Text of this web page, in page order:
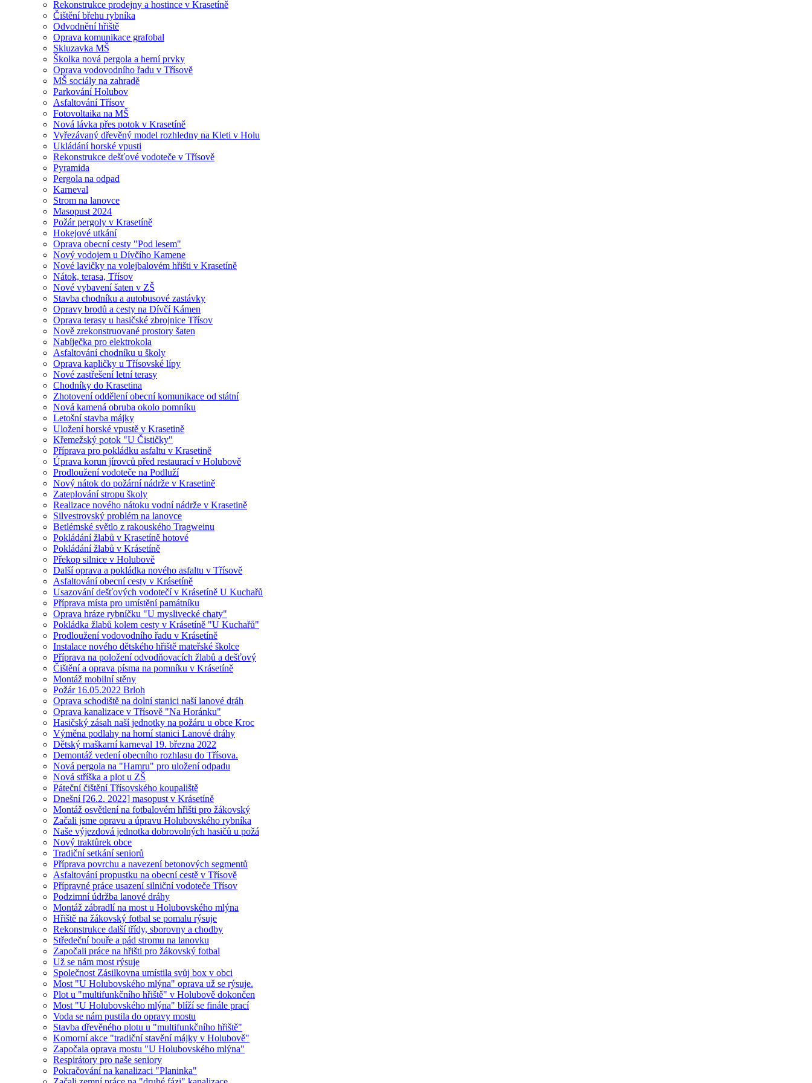
Rekonstrukce prodejny a hostince v Krasetíně
Čištění břehu rybníka
Odvodnění hřiště
Oprava komunikace grafobal
Skluzavka MŠ
Školka nová pergola a herní prvky
Oprava vodovodního řadu v Třísově
MŠ sociály na zahradě
Parkování Holubov
Asfaltování Třísov
Fotovoltaika na MŠ
Nová lávka přes potok v Krasetíně
Vyřezávaný dřevěný model rozhledny na Kleti v Holu
Ukládání horské vpusti
Rekonstrukce dešťové vodoteče v Třísově
Pyramida
Pergola na odpad
Karneval
Strom na lanovce
Masopust 2024
Požár pergoly v Krasetíně
Hokejové utkání
Oprava obecní cesty "Pod lesem"
Nový vodojem u Dívčího Kamene
Nové lavičky na volejbalovém hřišti v Krasetíně
Nátok, terasa, Třísov
Nové vybavení šaten v ZŠ
Stavba chodníku a autobusové zastávky
Opravy brodů a cesty na Dívčí Kámen
Oprava terasy u hasičské zbrojnice Třísov
Nově zrekonstruované prostory šaten
Nabíječka pro elektrokola
Asfaltování chodníku u školy
Oprava kapličky u Třísovské lípy
Nové zastřešení letní terasy
Chodníky do Krasetina
Zhotovení oddělení obecní komunikace od státní
Nová kamená obruba okolo pomníku
Letošní stavba májky
Uložení horské vpustě v Krasetině
Křemežský potok "U Čističky"
Příprava pro pokládku asfaltu v Krasetině
Úprava korun jírovců před restaurací v Holubově
Prodloužení vodoteče na Podluží
Nový nátok do požární nádrže v Krasetině
Zateplování stropu školy
Realizace nového nátoku vodní nádrže v Krasetině
Silvestrovský problém na lanovce
Betlémské světlo z rakouského Tragweinu
Pokládání žlabů v Krasetíně hotové
Pokládání žlabů v Krásetíně
Překop silnice v Holubově
Další oprava a pokládka nového asfaltu v Třísově
Asfaltování obecní cesty v Krásetíně
Usazování dešťových vodotečí v Krásetíně U Kuchařů
Příprava místa pro umístění památníku
Oprava hráze rybníčku "U myslivecké chaty"
Pokládka žlabů kolem cesty v Krásetíně "U Kuchařů"
Prodloužení vodovodního řadu v Krásetíně
Instalace nového dětského hřiště mateřské školce
Příprava na položení odvodňovacích žlabů a dešťový
Čištění a oprava písma na pomníku v Krásetíně
Montáž mobilní stěny
Požár 16.05.2022 Brloh
Oprava schodiště na dolní stanici naší lanové dráh
Oprava kanalizace v Třísově "Na Horánku"
Hasičský zásah naší jednotky na požáru u obce Kroc
Výměna podlahy na horní stanici Lanové dráhy
Dětský maškarní karneval 19. března 2022
Demontáž vedení obecního rozhlasu do Třísova.
Nová pergola na "Hamru" pro uložení odpadu
Nová stříška a plot u ZŠ
Páteční čištění Třísovského koupaliště
Dnešní [26.2. 2022] masopust v Krásetíně
Montáž osvětlení na fotbalovém hřišti pro žákovský
Začali jsme opravu a úpravu Holubovského rybníka
Naše výjezdová jednotka dobrovolných hasičů u požá
Nový traktůrek obce
Tradiční setkání seniorů
Příprava povrchu a navezení betonových segmentů
Asfaltování propustku na obecní cestě v Třísově
Přípravné práce usazení silniční vodoteče Třísov
Podzimní údržba lanové dráhy
Montáž zábradlí na most u Holubovského mlýna
Hřiště na žákovský fotbal se pomalu rýsuje
Rekonstrukce další třídy, sborovny a chodby
Středeční bouře a pád stromu na lanovku
Započali práce na hřišti pro žákovský fotbal
Už se nám most rýsuje
Společnost Zásilkovna umístila svůj box v obci
Most "U Holubovského mlýna" oprava už se rýsuje.
Plot u "multifunkčního hřiště" v Holubově dokončen
Most "U Holubovského mlýna" blíží se finále prací
Voda se nám pustila do opravy mostu
Stavba dřevěného plotu u "multifunkčního hřiště"
Komorní akce "tradiční stavění májky v Holubově"
Započala oprava mostu "U Holubovského mlýna"
Respirátory pro naše seniory
Pokračování na kanalizaci "Planinka"